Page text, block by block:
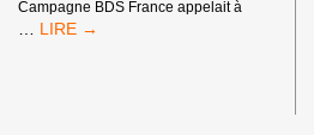
Campagne BDS France appelait à
TOUR